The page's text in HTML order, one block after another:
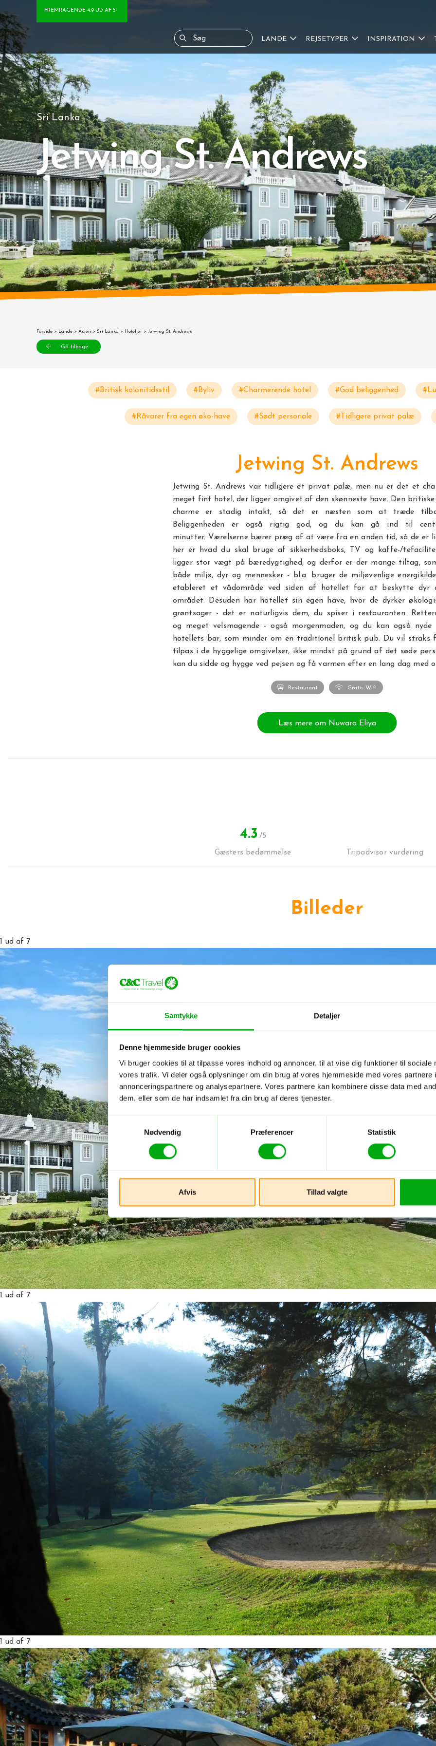
Samtykke Detaljer
Denne hjemmeside bruger cookies
Vi bruger cookies til at tilpasse vores indhold og annoncer, til at vise dig funktioner til sociale
vores trafik. Vi deler også oplysninger om din brug af vores hjemmeside med vores partnere
annonceringspartnere og analysepartnere. Vores partnere kan kombinere disse data med
dem, eller som de har indsamlet fra din brug af deres tjenester.
Samtykkevalg
Nødvendig
Præferencer Statistik
Afvis Tillad valgte
FREMRAGENDE 4.9 UD AF 5
LANDE REJSETYPER INSPIRATION
Sri Lanka
Jetwing St. Andrews
Forside > Lande > Asien > Sri Lanka > Hoteller > Jetwing St. Andrews
Gå tilbage
#Britisk kolonitidsstil #Byliv #Charmerende hotel #God beliggenhed
#Råvarer fra egen øko-have #Sødt personale #Tidligere privat palæ
Jetwing St. Andrews
Jetwing St. Andrews var tidligere et privat palæ, men nu er det et
meget fint hotel, der ligger omgivet af den skønneste have. Den
charme er stadig intakt, så det er næsten som at træde
Beliggenheden er også rigtig god, og du kan gå ind til
minutter. Værelserne bærer præg af at være fra en anden tid, så de er
her er hvad du skal bruge af sikkerhedsboks, TV og kaffe-/
ligger stor vægt på bæredygtighed, og derfor er der mange tiltag,
både miljø, dyr og mennesker - bl.a. bruger de miljøvenlige
etableret et vådområde ved siden af hotellet for at beskytte dyr
området. Desuden har hotellet sin egen have, hvor de dyrker
grøntsager - det er naturligvis dem, du spiser i restauranten.
og meget velsmagende - også morgenmaden, og du kan også
hotellets bar, som minder om en traditionel britisk pub. Du vil straks
tilpas i de hyggelige omgivelser, ikke mindst på grund af det søde
kan du sidde og hygge ved pejsen og få varmen efter en lang dag med
Restaurant Gratis Wifi
Læs mere om Nuwara Eliya
4.3 /5
Gæsters bedømmelse Tripadvisor vurdering
Billeder
1 ud af 7
1 ud af 7
1 ud af 7